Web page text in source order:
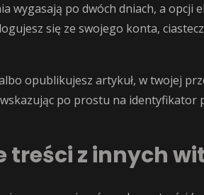
wygasają po dwóch dniach, a opcji
się ze swojego konta,
opublikujesz artykuł, w twojej
po prostu na identyfikator
treści z innych